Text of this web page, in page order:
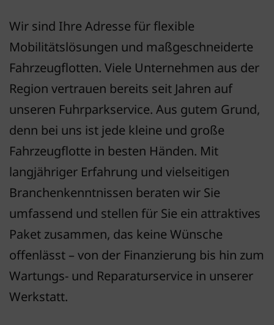
Wir sind Ihre Adresse für flexible
Mobilitätslösungen und maßgeschneiderte
Fahrzeugflotten. Viele Unternehmen aus der
Region vertrauen bereits seit Jahren auf
unseren Fuhrparkservice. Aus gutem Grund,
denn bei uns ist jede kleine und große
Fahrzeugflotte in besten Händen. Mit
langjähriger Erfahrung und vielseitigen
Branchenkenntnissen beraten wir Sie
umfassend und stellen für Sie ein attraktives
Paket zusammen, das keine Wünsche
offenlässt – von der Finanzierung bis hin zum
Wartungs- und Reparaturservice in unserer
Werkstatt.